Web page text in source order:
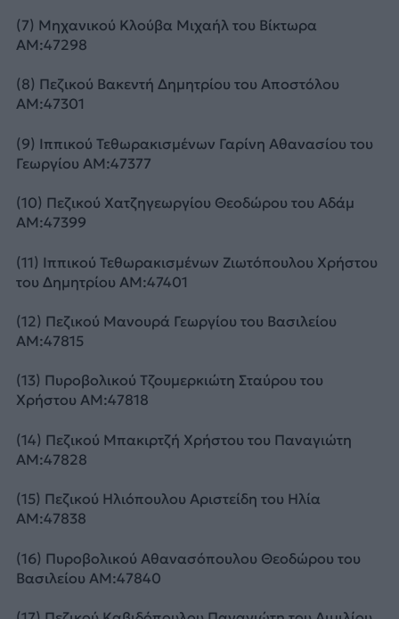
(7) Μηχανικού Κλούβα Μιχαήλ του Βίκτωρα
ΑΜ:47298
(8) Πεζικού Βακεντή Δημητρίου του Αποστόλου
ΑΜ:47301
(9) Ιππικού Τεθωρακισμένων Γαρίνη Αθανασίου του
Γεωργίου ΑΜ:47377
(10) Πεζικού Χατζηγεωργίου Θεοδώρου του Αδάμ
ΑΜ:47399
(11) Ιππικού Τεθωρακισμένων Ζιωτόπουλου Χρήστου
του Δημητρίου ΑΜ:47401
(12) Πεζικού Μανουρά Γεωργίου του Βασιλείου
ΑΜ:47815
(13) Πυροβολικού Τζουμερκιώτη Σταύρου του
Χρήστου ΑΜ:47818
(14) Πεζικού Μπακιρτζή Χρήστου του Παναγιώτη
ΑΜ:47828
(15) Πεζικού Ηλιόπουλου Αριστείδη του Ηλία
ΑΜ:47838
(16) Πυροβολικού Αθανασόπουλου Θεοδώρου του
Βασιλείου ΑΜ:47840